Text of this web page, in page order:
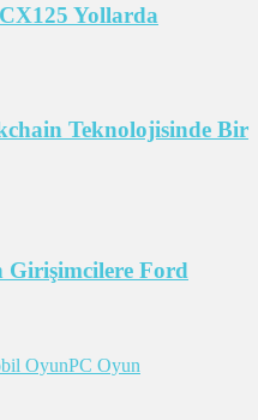
Yollarda
Teknolojisinde Bir
Girişimcilere Ford
OyunPC Oyun